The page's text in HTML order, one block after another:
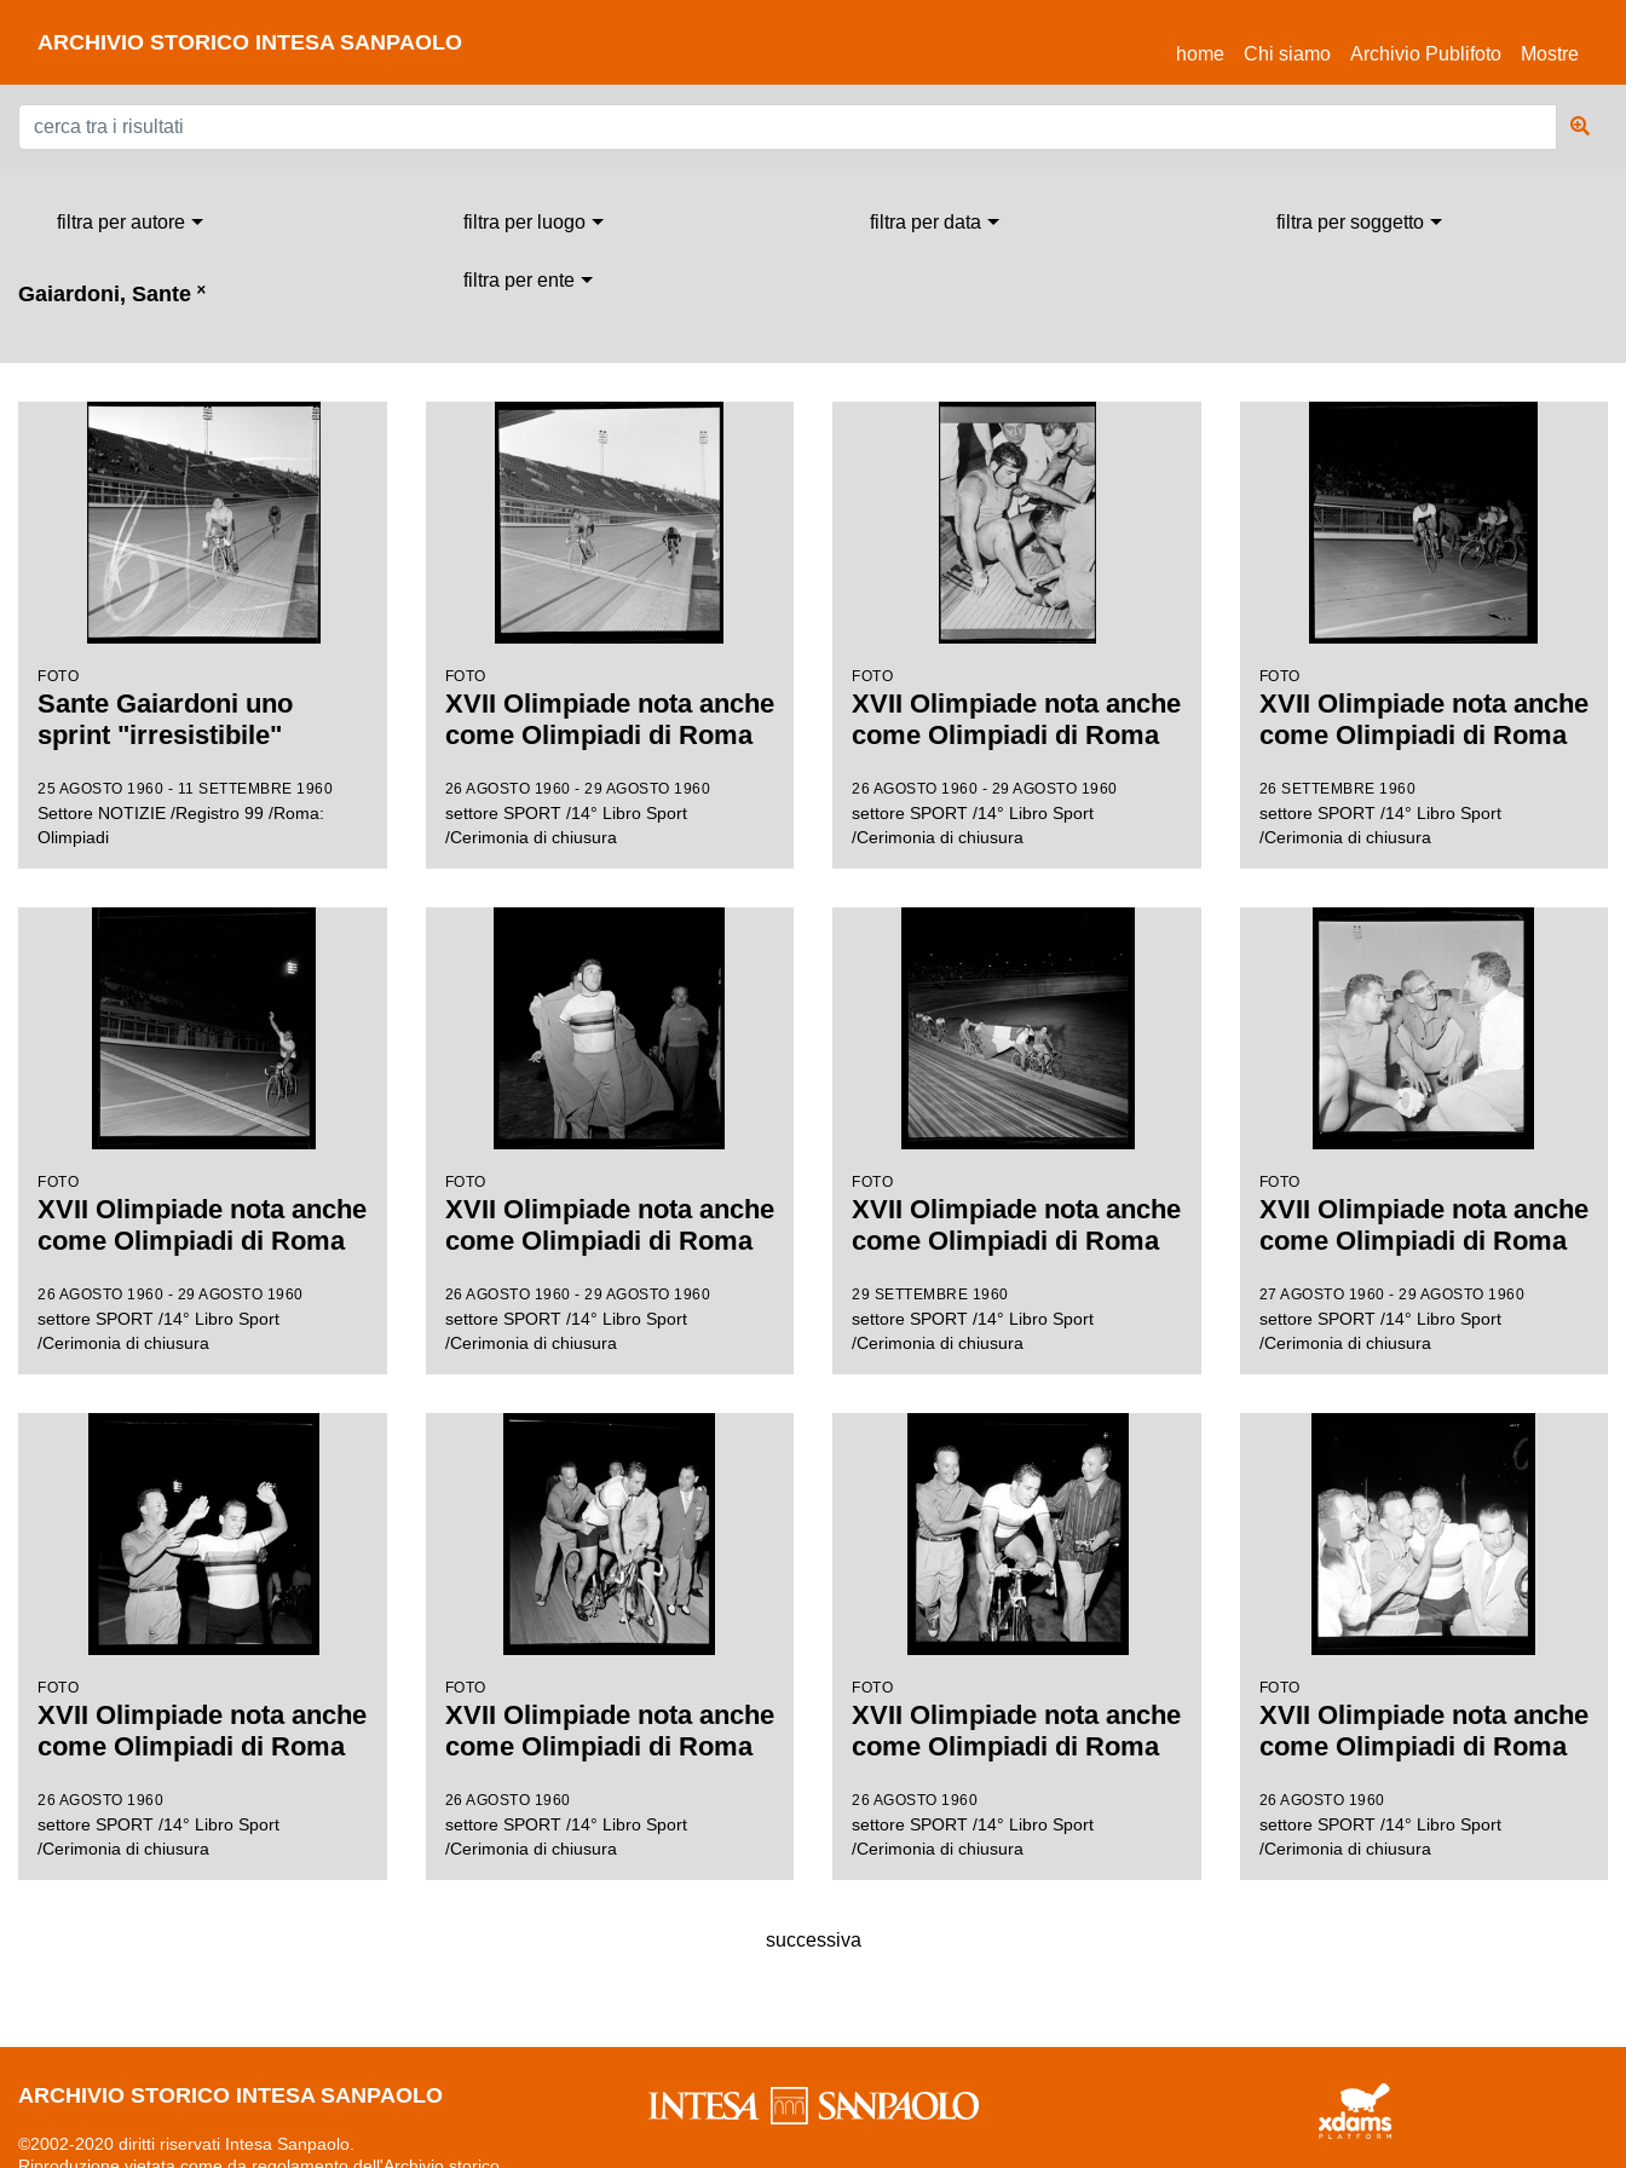
ARCHIVIO STORICO INTESA SANPAOLO home(current)
Chi siamo Archivio Publifoto Mostre
filtra per autore filtra per luogo filtra per data filtra per soggetto
Gaiardoni, Sante ˟
filtra per ente
FOTO
Sante Gaiardoni uno
sprint "irresistibile"
25 AGOSTO 1960 - 11 SETTEMBRE 1960
Settore NOTIZIE /Registro 99 /Roma:
Olimpiadi
FOTO
XVII Olimpiade nota anche
come Olimpiadi di Roma
26 AGOSTO 1960 - 29 AGOSTO 1960
settore SPORT /14° Libro Sport
/Cerimonia di chiusura
FOTO
XVII Olimpiade nota anche
come Olimpiadi di Roma
26 AGOSTO 1960 - 29 AGOSTO 1960
settore SPORT /14° Libro Sport
/Cerimonia di chiusura
FOTO
XVII Olimpiade nota anche
come Olimpiadi di Roma
26 SETTEMBRE 1960
settore SPORT /14° Libro Sport
/Cerimonia di chiusura
FOTO
XVII Olimpiade nota anche
come Olimpiadi di Roma
26 AGOSTO 1960 - 29 AGOSTO 1960
settore SPORT /14° Libro Sport
/Cerimonia di chiusura
FOTO
XVII Olimpiade nota anche
come Olimpiadi di Roma
26 AGOSTO 1960 - 29 AGOSTO 1960
settore SPORT /14° Libro Sport
/Cerimonia di chiusura
FOTO
XVII Olimpiade nota anche
come Olimpiadi di Roma
29 SETTEMBRE 1960
settore SPORT /14° Libro Sport
/Cerimonia di chiusura
FOTO
XVII Olimpiade nota anche
come Olimpiadi di Roma
27 AGOSTO 1960 - 29 AGOSTO 1960
settore SPORT /14° Libro Sport
/Cerimonia di chiusura
FOTO
XVII Olimpiade nota anche
come Olimpiadi di Roma
26 AGOSTO 1960
settore SPORT /14° Libro Sport
/Cerimonia di chiusura
FOTO
XVII Olimpiade nota anche
come Olimpiadi di Roma
26 AGOSTO 1960
settore SPORT /14° Libro Sport
/Cerimonia di chiusura
FOTO
XVII Olimpiade nota anche
come Olimpiadi di Roma
26 AGOSTO 1960
settore SPORT /14° Libro Sport
/Cerimonia di chiusura
FOTO
XVII Olimpiade nota anche
come Olimpiadi di Roma
26 AGOSTO 1960
settore SPORT /14° Libro Sport
/Cerimonia di chiusura
successiva
ARCHIVIO STORICO INTESA SANPAOLO
©2002-2020 diritti riservati Intesa Sanpaolo.